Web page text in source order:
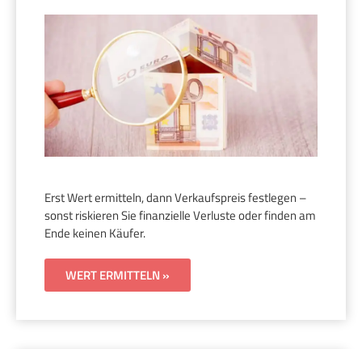
Erst Wert ermitteln, dann Verkaufspreis festlegen –
sonst riskieren Sie finanzielle Verluste oder finden am
Ende keinen Käufer.
WERT ERMITTELN »